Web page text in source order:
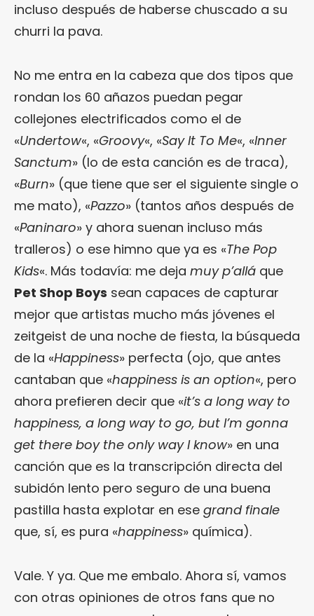
incluso después de haberse chuscado a su
churri la pava.
No me entra en la cabeza que dos tipos que
rondan los 60 añazos puedan pegar
collejones electrificados como el de
«Undertow«, «Groovy«, «Say It To Me«, «Inner
Sanctum» (lo de esta canción es de traca),
«Burn» (que tiene que ser el siguiente single o
me mato), «Pazzo» (tantos años después de
«Paninaro» y ahora suenan incluso más
tralleros) o ese himno que ya es «The Pop
Kids«. Más todavía: me deja muy p’allá que
Pet Shop Boys sean capaces de capturar
mejor que artistas mucho más jóvenes el
zeitgeist de una noche de fiesta, la búsqueda
de la «Happiness» perfecta (ojo, que antes
cantaban que «happiness is an option«, pero
ahora prefieren decir que «it’s a long way to
happiness, a long way to go, but I’m gonna
get there boy the only way I know» en una
canción que es la transcripción directa del
subidón lento pero seguro de una buena
pastilla hasta explotar en ese grand finale
que, sí, es pura «happiness» química).
Vale. Y ya. Que me embalo. Ahora sí, vamos
con otras opiniones de otros fans que no